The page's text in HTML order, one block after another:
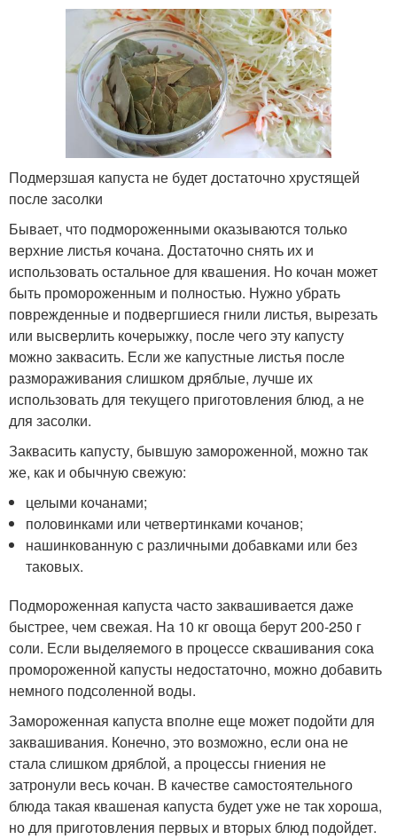
Подмерзшая капуста не будет достаточно хрустящей
после засолки
Бывает, что подмороженными оказываются только
верхние листья кочана. Достаточно снять их и
использовать остальное для квашения. Но кочан может
быть промороженным и полностью. Нужно убрать
поврежденные и подвергшиеся гнили листья, вырезать
или высверлить кочерыжку, после чего эту капусту
можно заквасить. Если же капустные листья после
размораживания слишком дряблые, лучше их
использовать для текущего приготовления блюд, а не
для засолки.
Заквасить капусту, бывшую замороженной, можно так
же, как и обычную свежую:
целыми кочанами;
половинками или четвертинками кочанов;
нашинкованную с различными добавками или без
таковых.
Подмороженная капуста часто заквашивается даже
быстрее, чем свежая. На 10 кг овоща берут 200-250 г
соли. Если выделяемого в процессе сквашивания сока
промороженной капусты недостаточно, можно добавить
немного подсоленной воды.
Замороженная капуста вполне еще может подойти для
заквашивания. Конечно, это возможно, если она не
стала слишком дряблой, а процессы гниения не
затронули весь кочан. В качестве самостоятельного
блюда такая квашеная капуста будет уже не так хороша,
но для приготовления первых и вторых блюд подойдет.